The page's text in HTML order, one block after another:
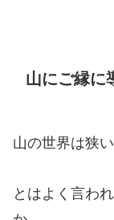
山にご縁に
山の世界は狭い
とはよく言わ